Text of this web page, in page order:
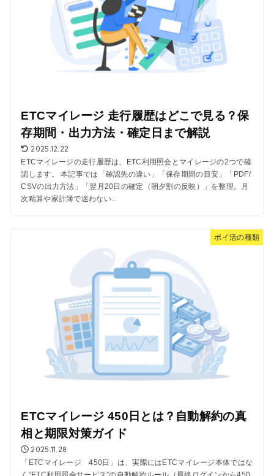
ETCマイレージ 走行履歴はどこで見る？保
存期間・出力方法・確定日まで解説
2025.12.22
ETCマイレージの走行履歴は、ETC利用照会とマイレージの2つで確
認します。 本記事では「確認先の違い」「保存期間の目安」「PDF/
CSVの出力方法」「翌月20日の確定（朝夕割の反映）」を整理。月
次精算や家計簿で迷わない...
ポイ活の種類
ETCマイレージ 450日とは？自動解約の真
相と期限対策ガイド
2025.11.28
「ETCマイレージ 450日」は、実際にはETCマイレージ本体ではな